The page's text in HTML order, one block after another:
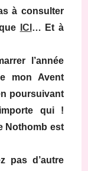
à consulter
ICI … Et à
l’année
mon Avent
poursuivant
qui !
Nothomb est
pas d’autre